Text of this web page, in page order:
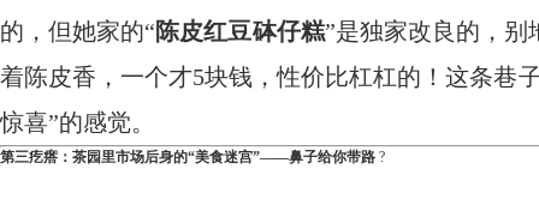
的，但她家的“陈皮红豆砵仔糕”是独家改良的，
着陈皮香，一个才5块钱，性价比杠杠的！这条巷
惊喜”的感觉。
第三疙瘩：茶园里市场后身的“美食迷宫”——鼻子给你带路 ​ ?